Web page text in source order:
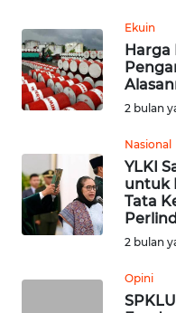
Ekuin
Harga
2 bulan
Nasional
YLKI
untuk
Tata
2 bulan
Opini
WN
NIAS
WN
TAPANULI
SELATAN